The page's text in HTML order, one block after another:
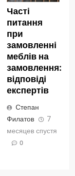
Часті
питання
при
замовленні
меблів на
замовлення:
відповіді
експертів
Степан
Филатов
7
месяцев спустя
0